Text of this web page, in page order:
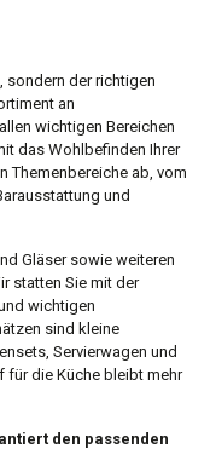
sondern der richtigen
an
wichtigen Bereichen
das Wohlbefinden Ihrer
Themenbereiche ab, vom
und
Gläser sowie weiteren
statten Sie mit der
wichtigen
sind kleine
Servierwagen und
für die Küche bleibt mehr
den passenden